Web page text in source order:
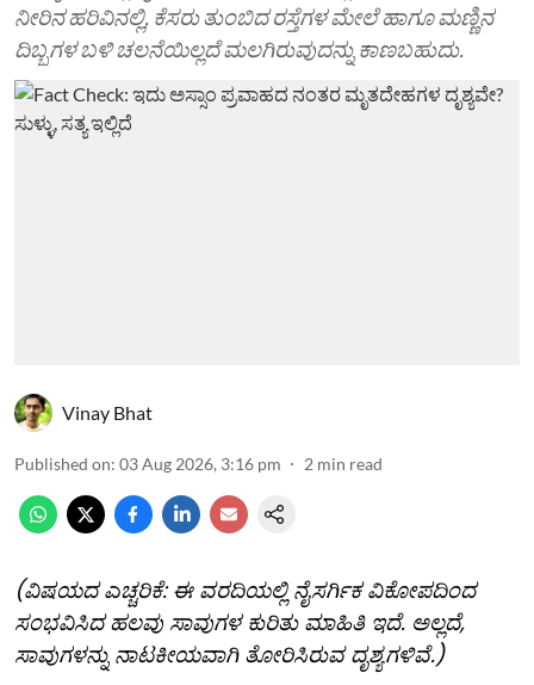
ನೀರಿನ ಹರಿವಿನಲ್ಲಿ, ಕೆಸರು ತುಂಬಿದ ರಸ್ತೆಗಳ ಮೇಲೆ ಹಾಗೂ ಮಣ್ಣಿನ
ದಿಬ್ಬಗಳ ಬಳಿ ಚಲನೆಯಿಲ್ಲದೆ ಮಲಗಿರುವುದನ್ನು ಕಾಣಬಹುದು.
Vinay Bhat
Published on: 03 Aug 2026, 3:16 pm 2 min read
(ವಿಷಯದ ಎಚ್ಚರಿಕೆ: ಈ ವರದಿಯಲ್ಲಿ ನೈಸರ್ಗಿಕ ವಿಕೋಪದಿಂದ
ಸಂಭವಿಸಿದ ಹಲವು ಸಾವುಗಳ ಕುರಿತು ಮಾಹಿತಿ ಇದೆ. ಅಲ್ಲದೆ,
ಸಾವುಗಳನ್ನು ನಾಟಕೀಯವಾಗಿ ತೋರಿಸಿರುವ ದೃಶ್ಯಗಳಿವೆ.)